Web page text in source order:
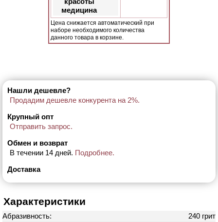
медицина
Цена снижается автоматический при
наборе необходимого количества
данного товара в корзине.
Нашли дешевле?
Продадим дешевле конкурента на 2%.
Крупный опт
Отправить запрос.
Обмен и возврат
В течении 14 дней. Подробнее.
Доставка
Характеристики
Абразивность:
240 грит